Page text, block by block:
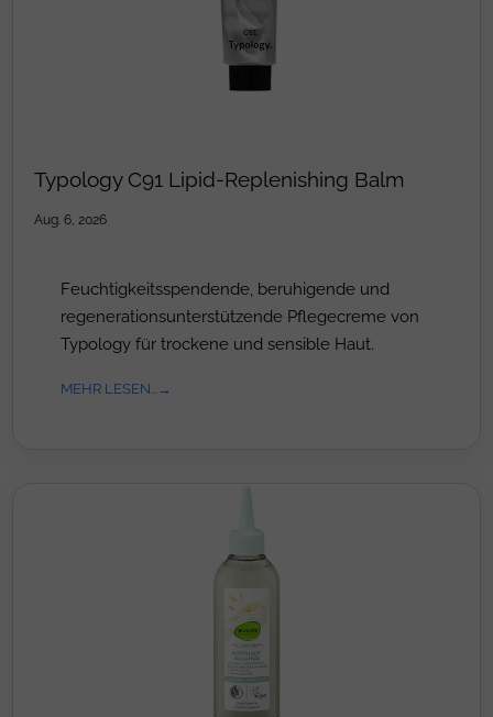
Typology C91 Lipid-Replenishing Balm
Aug. 6, 2026
Feuchtigkeitsspendende, beruhigende und
regenerationsunterstützende Pflegecreme von
Typology für trockene und sensible Haut.
MEHR LESEN...